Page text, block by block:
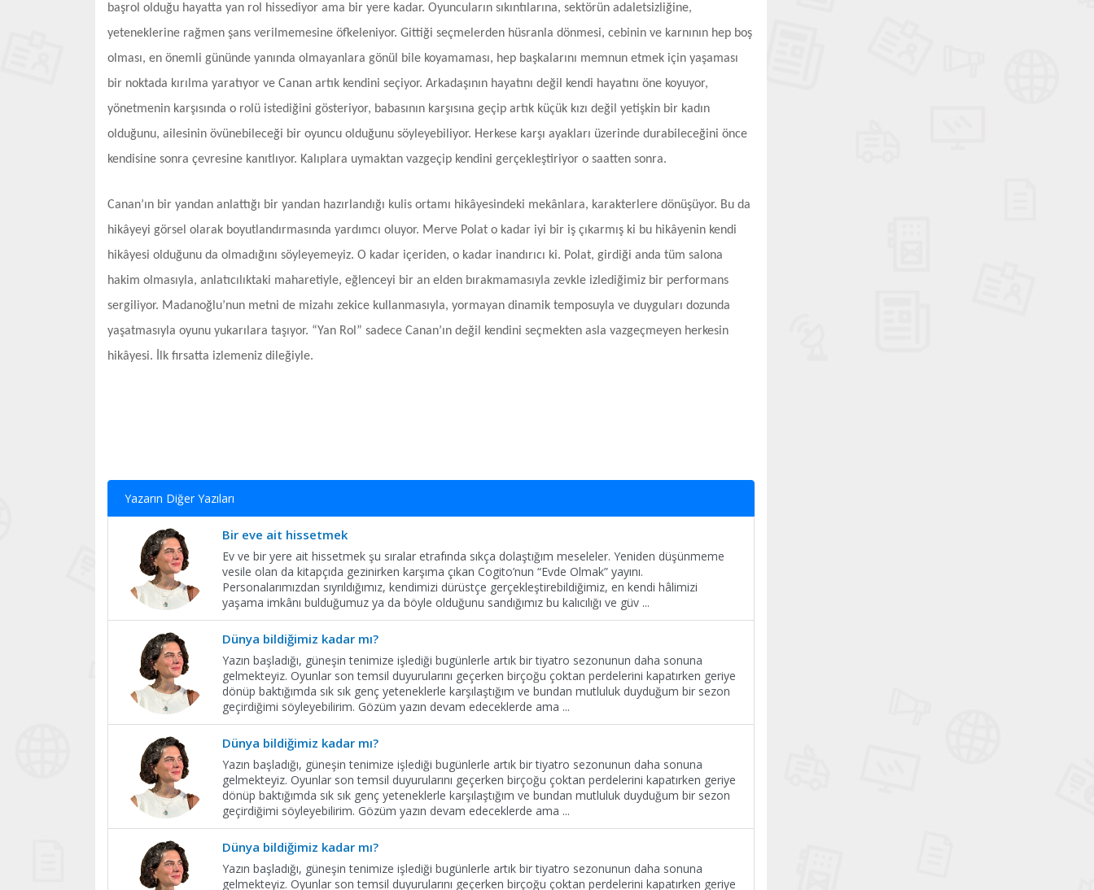
başrol olduğu hayatta yan rol hissediyor ama bir yere kadar. Oyuncuların sıkıntılarına, sektörün adaletsizliğine,
yeteneklerine rağmen şans verilmemesine öfkeleniyor. Gittiği seçmelerden hüsranla dönmesi, cebinin ve karnının hep boş
olması, en önemli gününde yanında olmayanlara gönül bile koyamaması, hep başkalarını memnun etmek için yaşaması
bir noktada kırılma yaratıyor ve Canan artık kendini seçiyor. Arkadaşının hayatını değil kendi hayatını öne koyuyor,
yönetmenin karşısında o rolü istediğini gösteriyor, babasının karşısına geçip artık küçük kızı değil yetişkin bir kadın
olduğunu, ailesinin övünebileceği bir oyuncu olduğunu söyleyebiliyor. Herkese karşı ayakları üzerinde durabileceğini önce
kendisine sonra çevresine kanıtlıyor. Kalıplara uymaktan vazgeçip kendini gerçekleştiriyor o saatten sonra.
Canan’ın bir yandan anlattığı bir yandan hazırlandığı kulis ortamı hikâyesindeki mekânlara, karakterlere dönüşüyor. Bu da
hikâyeyi görsel olarak boyutlandırmasında yardımcı oluyor. Merve Polat o kadar iyi bir iş çıkarmış ki bu hikâyenin kendi
hikâyesi olduğunu da olmadığını söyleyemeyiz. O kadar içeriden, o kadar inandırıcı ki. Polat, girdiği anda tüm salona
hakim olmasıyla, anlatıcılıktaki maharetiyle, eğlenceyi bir an elden bırakmamasıyla zevkle izlediğimiz bir performans
sergiliyor. Madanoğlu’nun metni de mizahı zekice kullanmasıyla, yormayan dinamik temposuyla ve duyguları dozunda
yaşatmasıyla oyunu yukarılara taşıyor. “Yan Rol” sadece Canan’ın değil kendini seçmekten asla vazgeçmeyen herkesin
hikâyesi. İlk fırsatta izlemeniz dileğiyle.
Yazarın Diğer Yazıları
Bir eve ait hissetmek
Ev ve bir yere ait hissetmek şu sıralar etrafında sıkça dolaştığım meseleler. Yeniden düşünmeme
vesile olan da kitapçıda gezinirken karşıma çıkan Cogito’nun “Evde Olmak” yayını.
Personalarımızdan sıyrıldığımız, kendimizi dürüstçe gerçekleştirebildiğimiz, en kendi hâlimizi
yaşama imkânı bulduğumuz ya da böyle olduğunu sandığımız bu kalıcılığı ve güv ...
Dünya bildiğimiz kadar mı?
Yazın başladığı, güneşin tenimize işlediği bugünlerle artık bir tiyatro sezonunun daha sonuna
gelmekteyiz. Oyunlar son temsil duyurularını geçerken birçoğu çoktan perdelerini kapatırken geriye
dönüp baktığımda sık sık genç yeteneklerle karşılaştığım ve bundan mutluluk duyduğum bir sezon
geçirdiğimi söyleyebilirim. Gözüm yazın devam edeceklerde ama ...
Dünya bildiğimiz kadar mı?
Yazın başladığı, güneşin tenimize işlediği bugünlerle artık bir tiyatro sezonunun daha sonuna
gelmekteyiz. Oyunlar son temsil duyurularını geçerken birçoğu çoktan perdelerini kapatırken geriye
dönüp baktığımda sık sık genç yeteneklerle karşılaştığım ve bundan mutluluk duyduğum bir sezon
geçirdiğimi söyleyebilirim. Gözüm yazın devam edeceklerde ama ...
Dünya bildiğimiz kadar mı?
Yazın başladığı, güneşin tenimize işlediği bugünlerle artık bir tiyatro sezonunun daha sonuna
gelmekteyiz. Oyunlar son temsil duyurularını geçerken birçoğu çoktan perdelerini kapatırken geriye